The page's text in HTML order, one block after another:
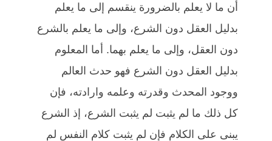
أن ما لا يعلم بالضرورة ينقسم إلى ما يعلم
بدليل العقل دون الشرع، وإلى ما يعلم بالشرع
دون العقل، وإلى ما يعلم بهما. أما المعلوم
بدليل العقل دون الشرع فهو حدث العالم
ووجود المحدث وقدرته وعلمه وارادته، فإن
كل ذلك ما لم يثبت لم يثبت الشرع، إذ الشرع
يبنى على الكلام فإن لم يثبت كلام النفس لم